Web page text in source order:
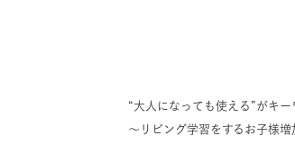
“大人になっても使える”がキ
〜リビング学習をするお子様